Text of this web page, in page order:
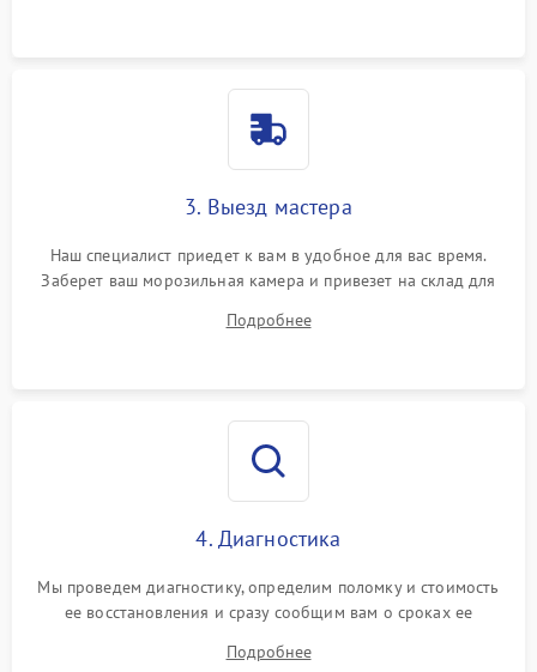
3. Выезд мастера
Наш специалист приедет к вам в удобное для вас время.
Заберет ваш морозильная камера и привезет на склад для
Подробнее
4. Диагностика
Мы проведем диагностику, определим поломку и стоимость
ее восстановления и сразу сообщим вам о сроках ее
Подробнее